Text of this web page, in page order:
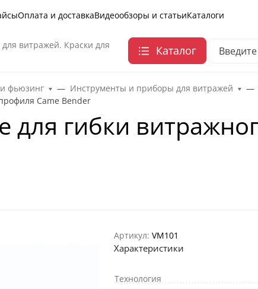
Оплата и доставкаВидеообзоры и статьиКаталоги
витражей. Краски для
Каталог
фьюзинг Инструменты и приборы для витражей
Came Bender
для гибки
Артикул: VM101
Характеристики
Технология